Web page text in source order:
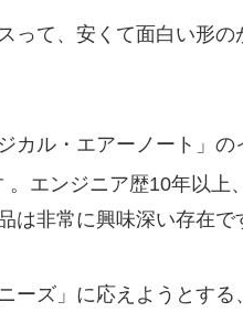
って、安くて面白い形
カル・エアーノート」の
。エンジニア歴10年以上
は非常に興味深い存在で
ーズ」に応えようとす